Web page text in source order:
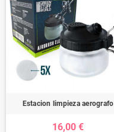
Estacion limpieza aerografo
16,00 €